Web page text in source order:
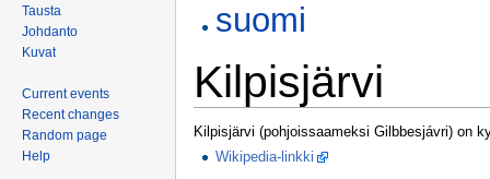
suomi
Kilpisjärvi
Kilpisjärvi (pohjoissaameksi Gilbbesjávri) on
Wikipedia-linkki
Tausta
Johdanto
Kuvat
Current events
Recent changes
Random page
Help